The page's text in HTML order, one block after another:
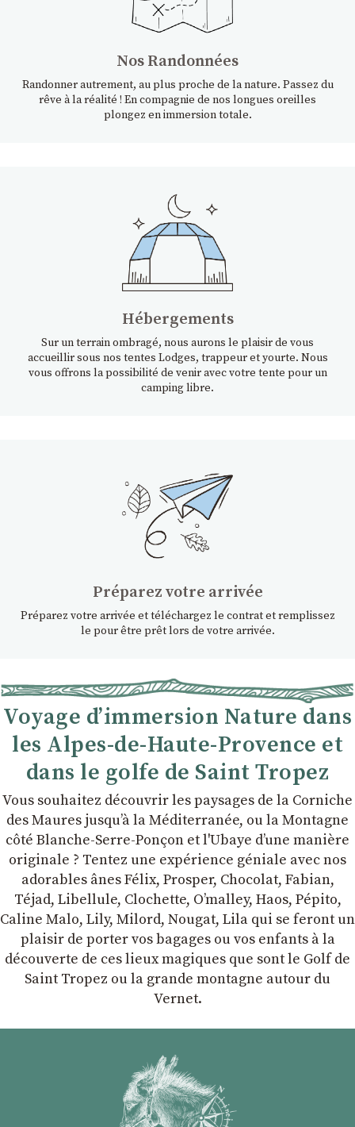
Nos Randonnées
Randonner autrement, au plus proche de la nature. Passez du
rêve à la réalité ! En compagnie de nos longues oreilles
plongez en immersion totale.
Hébergements
Sur un terrain ombragé, nous aurons le plaisir de vous
accueillir sous nos tentes Lodges, trappeur et yourte. Nous
vous offrons la possibilité de venir avec votre tente pour un
camping libre.
Préparez votre arrivée
Préparez votre arrivée et téléchargez le contrat et remplissez
le pour être prêt lors de votre arrivée.
Voyage d’immersion Nature dans
les Alpes-de-Haute-Provence et
dans le golfe de Saint Tropez
Vous souhaitez découvrir les paysages de la Corniche
des Maures jusqu’à la Méditerranée, ou la Montagne
côté Blanche-Serre-Ponçon et l'Ubaye dʼune manière
originale ? Tentez une expérience géniale avec nos
adorables ânes Félix, Prosper, Chocolat, Fabian,
Téjad, Libellule, Clochette, Oʼmalley, Haos, Pépito,
Caline Malo, Lily, Milord, Nougat, Lila qui se feront un
plaisir de porter vos bagages ou vos enfants à la
découverte de ces lieux magiques que sont le Golf de
Saint Tropez ou la grande montagne autour du
Vernet.